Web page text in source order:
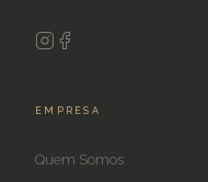
EMPRESA
Quem Somos